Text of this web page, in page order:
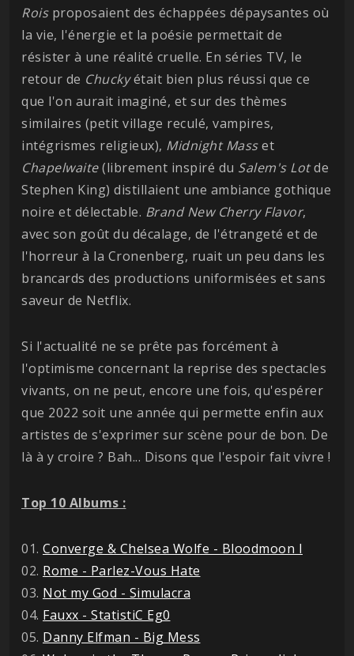
Roisproposaient des échappées dépaysantes où
la vie, l'énergie et la poésie permettait de
résister à une réalité cruelle. En séries TV, le
retour de Chuckyétait bien plus réussi que ce
que l'on aurait imaginé, et sur des thèmes
similaires (petit village reculé, vampires,
intégrismes religieux), Midnight Masset
Chapelwaite(librement inspiré du Salem's Lotde
Stephen King) distillaient une ambiance gothique
noire et délectable. Brand New Cherry Flavor,
avec son goût du décalage, de l'étrangeté et de
l'horreur à la Cronenberg, ruait un peu dans les
brancards des productions uniformisées et sans
saveur de Netflix.
Si l'actualité ne se prête pas forcément à
l'optimisme concernant la reprise des spectacles
vivants, on ne peut, encore une fois, qu'espérer
que 2022 soit une année qui permette enfin aux
artistes de s'exprimer sur scène pour de bon. De
là à y croire ? Bah... Disons que l'espoir fait vivre !
Top 10 Albums :
01. Converge & Chelsea Wolfe - Bloodmoon I
02. Rome - Parlez-Vous Hate
03. Not my God - Simulacra
04. Fauxx - StatistiC Eg0
05. Danny Elfman - Big Mess